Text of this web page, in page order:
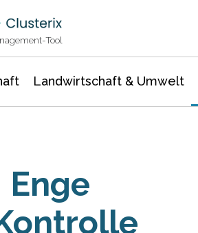
Tool
Landwirtschaft & Umwelt